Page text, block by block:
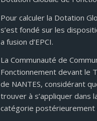
Pour calculer la Dotation
s’est fondé sur les
a fusion d’EPCI.
La Communauté de
Fonctionnement devant le
de NANTES, considérant
trouver à s’appliquer dans
catégorie postérieurement